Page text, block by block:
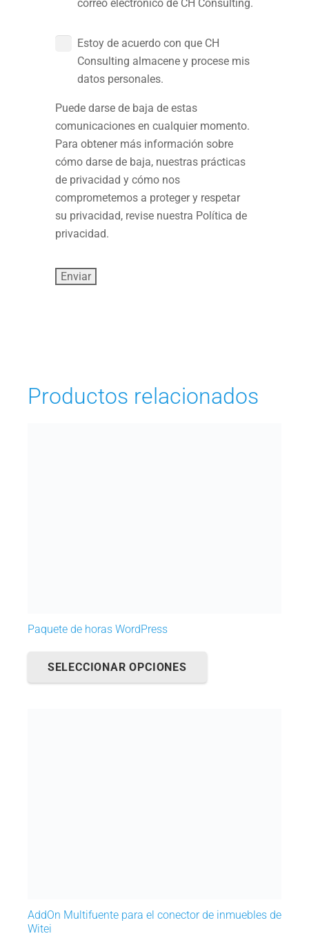
correo electrónico de CH Consulting.
Estoy de acuerdo con que CH
Consulting almacene y procese mis
datos personales.
Puede darse de baja de estas
comunicaciones en cualquier momento.
Para obtener más información sobre
cómo darse de baja, nuestras prácticas
de privacidad y cómo nos
comprometemos a proteger y respetar
su privacidad, revise nuestra Política de
privacidad.
Productos relacionados
Paquete de horas WordPress
SELECCIONAR OPCIONES
AddOn Multifuente para el conector de inmuebles de
Witei